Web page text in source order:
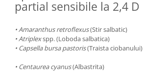
partial sensibile la 2,4 D
• Amaranthus retroflexus(Stir salbatic)
• Atriplexspp. (Loboda salbatica)
• Capsella bursa pastoris(Traista ciobanului)
• Centaurea cyanus(Albastrita)